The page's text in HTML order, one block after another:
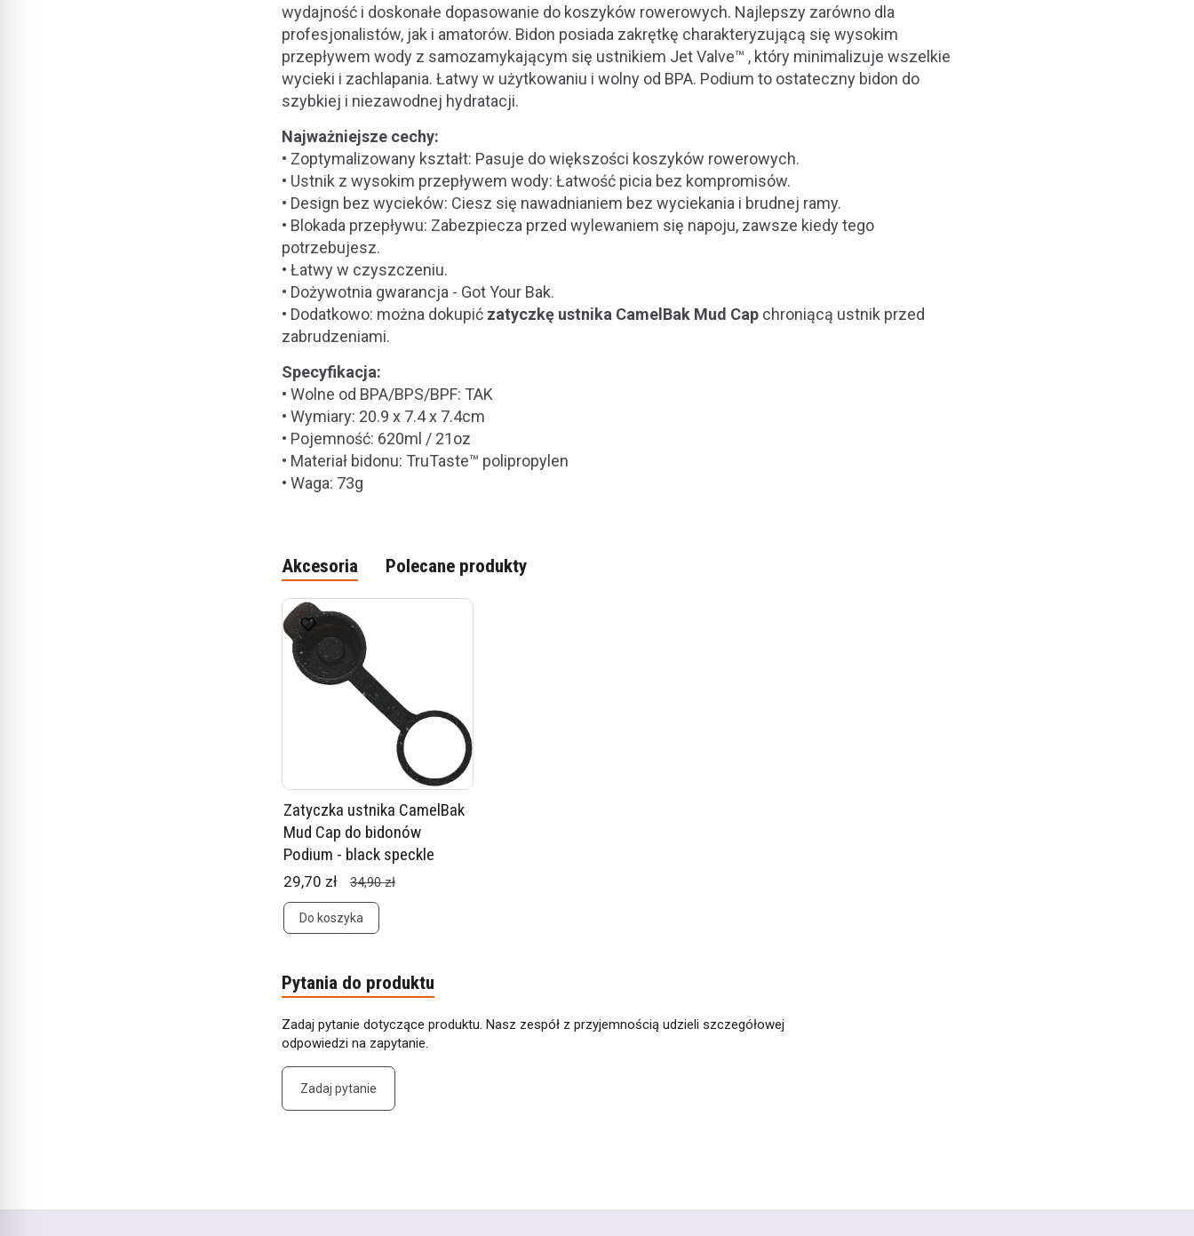
wydajność i doskonałe dopasowanie do koszyków rowerowych. Najlepszy zarówno dla
profesjonalistów, jak i amatorów. Bidon posiada zakrętkę charakteryzującą się wysokim
przepływem wody z samozamykającym się ustnikiem Jet Valve™ , który minimalizuje wszelkie
wycieki i zachlapania. Łatwy w użytkowaniu i wolny od BPA. Podium to ostateczny bidon do
szybkiej i niezawodnej hydratacji.
Najważniejsze cechy:
• Zoptymalizowany kształt: Pasuje do większości koszyków rowerowych.
• Ustnik z wysokim przepływem wody: Łatwość picia bez kompromisów.
• Design bez wycieków: Ciesz się nawadnianiem bez wyciekania i brudnej ramy.
• Blokada przepływu: Zabezpiecza przed wylewaniem się napoju, zawsze kiedy tego
potrzebujesz.
• Łatwy w czyszczeniu.
• Dożywotnia gwarancja - Got Your Bak.
• Dodatkowo: można dokupić zatyczkę ustnika CamelBak Mud Capchroniącą ustnik przed
zabrudzeniami.
Specyfikacja:
• Wolne od BPA/BPS/BPF: TAK
• Wymiary: 20.9 x 7.4 x 7.4cm
• Pojemność: 620ml / 21oz
• Materiał bidonu: TruTaste™ polipropylen
• Waga: 73g
Akcesoria Polecane produkty
Zatyczka ustnika CamelBak
Mud Cap do bidonów
Podium - black speckle
29,70 zł 34,90 zł
Do koszyka
Pytania do produktu
Zadaj pytanie dotyczące produktu. Nasz zespół z przyjemnością udzieli szczegółowej
odpowiedzi na zapytanie.
Zadaj pytanie